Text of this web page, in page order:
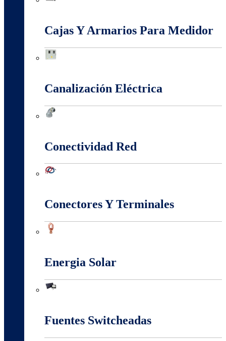
Cajas Y Armarios Para Medidor
Canalización Eléctrica
Conectividad Red
Conectores Y Terminales
Energia Solar
Fuentes Switcheadas